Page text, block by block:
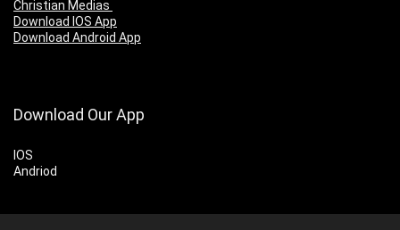
Christian Medias
Download IOS App
Download Android App
Download Our App
IOS
Andriod